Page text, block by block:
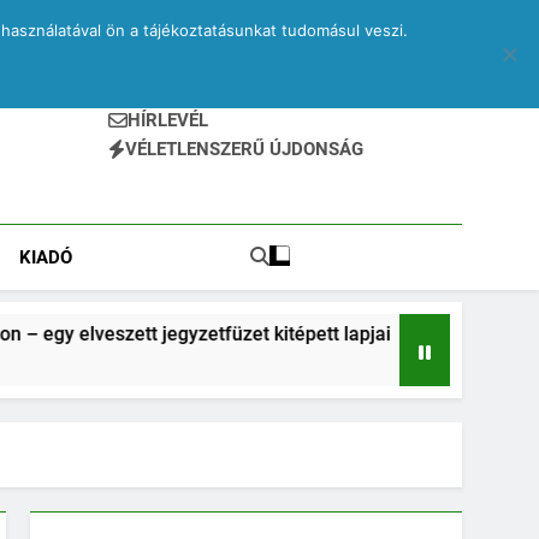
HÍRLEVÉL
VÉLETLENSZERŰ ÚJDONSÁG
KIADÓ
jegyzetfüzet kitépett lapjai
2 Hónap Ezelőtt
ön a tájékoztatásunkat tudomásul veszi.